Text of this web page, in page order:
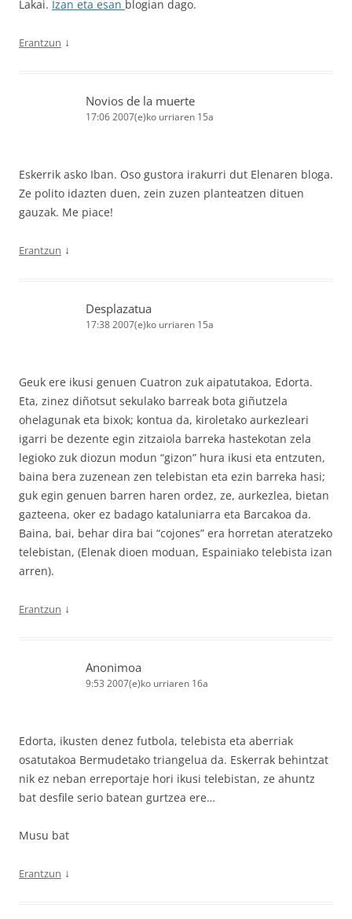
Lakai. Izan eta esan blogian dago.
Erantzun ↓
Novios de la muerte
17:06 2007(e)ko urriaren 15a
Eskerrik asko Iban. Oso gustora irakurri dut Elenaren bloga.
Ze polito idazten duen, zein zuzen planteatzen dituen
gauzak. Me piace!
Erantzun ↓
Desplazatua
17:38 2007(e)ko urriaren 15a
Geuk ere ikusi genuen Cuatron zuk aipatutakoa, Edorta.
Eta, zinez diñotsut sekulako barreak bota giñutzela
ohelagunak eta bixok; kontua da, kiroletako aurkezleari
igarri be dezente egin zitzaiola barreka hastekotan zela
legioko zuk diozun modun “gizon” hura ikusi eta entzuten,
baina bera zuzenean zen telebistan eta ezin barreka hasi;
guk egin genuen barren haren ordez, ze, aurkezlea, bietan
gazteena, oker ez badago kataluniarra eta Barcakoa da.
Baina, bai, behar dira bai “cojones” era horretan ateratzeko
telebistan, (Elenak dioen moduan, Espainiako telebista izan
arren).
Erantzun ↓
Anonimoa
9:53 2007(e)ko urriaren 16a
Edorta, ikusten denez futbola, telebista eta aberriak
osatutakoa Bermudetako triangelua da. Eskerrak behintzat
nik ez neban erreportaje hori ikusi telebistan, ze ahuntz
bat desfile serio batean gurtzea ere…
Musu bat
Erantzun ↓